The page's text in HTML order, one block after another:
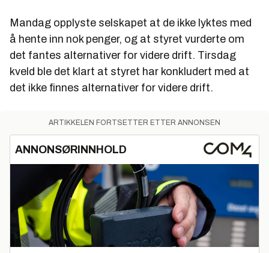
Mandag opplyste selskapet at de ikke lyktes med
å hente inn nok penger, og at styret vurderte om
det fantes alternativer for videre drift. Tirsdag
kveld ble det klart at styret har konkludert med at
det ikke finnes alternativer for videre drift.
ARTIKKELEN FORTSETTER ETTER ANNONSEN
ANNONSØRINNHOLD